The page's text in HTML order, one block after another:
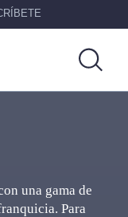
una gama de
Para